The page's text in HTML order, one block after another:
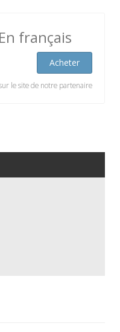
français
Acheter
le site de notre partenaire